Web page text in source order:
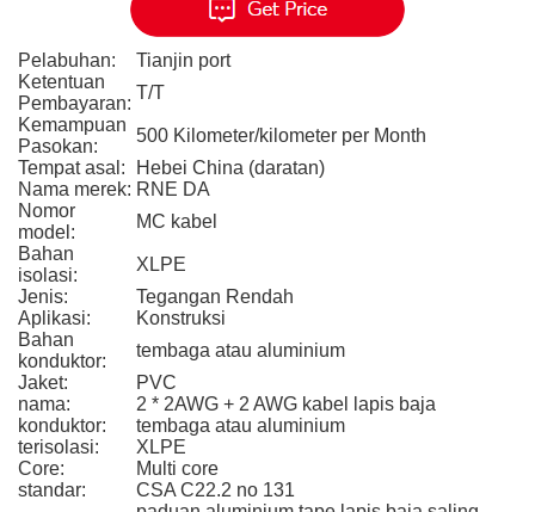
Pelabuhan:
Tianjin port
Ketentuan
Pembayaran:
T/T
Kemampuan
Pasokan:
500 Kilometer/kilometer per Month
Tempat asal:
Hebei China (daratan)
Nama merek: RNE DA
Nomor
model:
MC kabel
Bahan
isolasi:
XLPE
Jenis:
Tegangan Rendah
Aplikasi:
Konstruksi
Bahan
konduktor:
tembaga atau aluminium
Jaket:
PVC
nama:
2 * 2AWG + 2 AWG kabel lapis baja
konduktor:
tembaga atau aluminium
terisolasi:
XLPE
Core:
Multi core
standar:
CSA C22.2 no 131